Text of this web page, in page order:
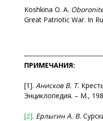
Koshkina O. A.
Great Patriotic War. In
ПРИМЕЧАНИЯ:
[1]. АнисковВ. Т.
Энциклопедия. – М.,
[2]. ЕрлыгинА. В.